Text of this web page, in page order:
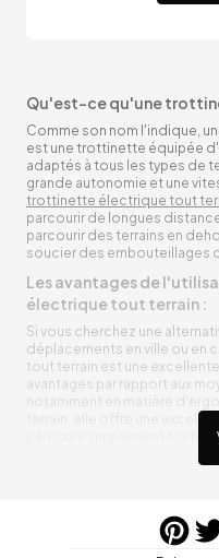
Qu'est-ce qu'une
Comme son nom l'indique,
est une trottinette équipée
adaptés à tous les types de
grande autonomie et une
trottinette électrique tout
parcourir de longues
parcourir des terrains en
soucier des embouteillages
Les avantages de
électrique tout terrain :
Si vous cherchez une
déplacements en ville ou en
tout terrain est une
avantages par rapport aux
notamment en matière
terrain, elle offre une
parcourir simplement toutes
Trottinette électrique
entre vos trajets, vous
batterie. De plus, elle est